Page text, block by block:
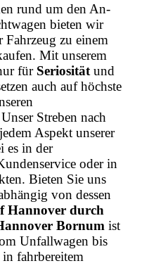
rund um den An-
bieten wir
zu einem
Mit unserem
für Seriosität und
auch auf höchste
Streben nach
Aspekt unserer
es in der
oder in
Bieten Sie uns
von dessen
Hannover durch
Bornum ist
Unfallwagen bis
fahrbereitem